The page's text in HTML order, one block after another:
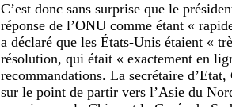
C’est donc sans surprise que le
réponse de l’ONU comme étant «
a déclaré que les États-Unis étaient «
résolution, qui était « exactement en
recommandations. La secrétaire
sur le point de partir vers l’Asie du